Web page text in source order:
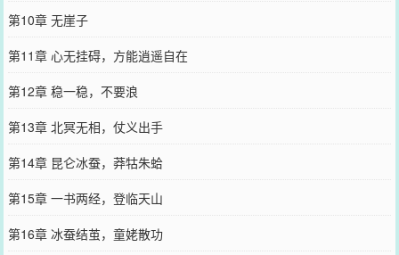
第10章 无崖子
第11章 心无挂碍，方能逍遥自在
第12章 稳一稳，不要浪
第13章 北冥无相，仗义出手
第14章 昆仑冰蚕，莽牯朱蛤
第15章 一书两经，登临天山
第16章 冰蚕结茧，童姥散功